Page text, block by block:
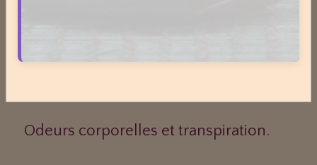
Odeurs corporelles et transpiration.